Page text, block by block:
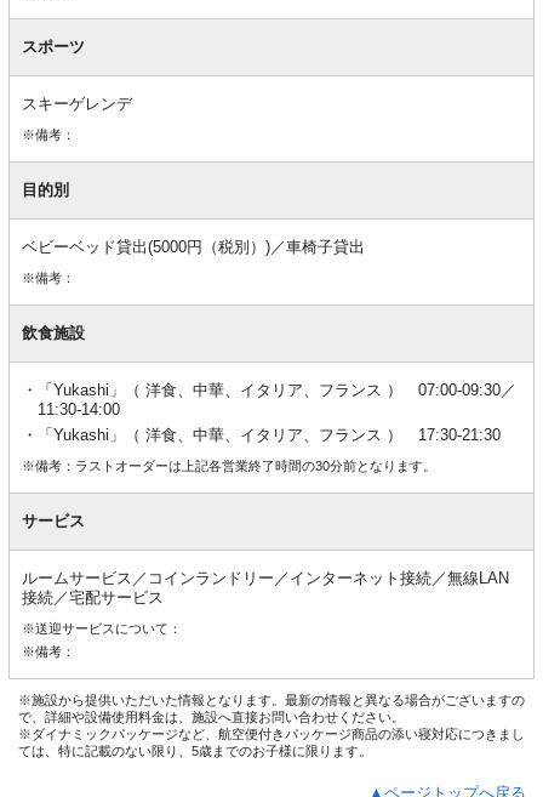
スポーツ
スキーゲレンデ
※備考：
目的別
ベビーベッド貸出(5000円（税別）)／車椅子貸出
※備考：
飲食施設
「Yukashi」（ 洋食、中華、イタリア、フランス ） 07:00-09:30／
11:30-14:00
「Yukashi」（ 洋食、中華、イタリア、フランス ） 17:30-21:30
※備考：ラストオーダーは上記各営業終了時間の30分前となります。
サービス
ルームサービス／コインランドリー／インターネット接続／無線LAN
接続／宅配サービス
※送迎サービスについて：
※備考：
※施設から提供いただいた情報となります。最新の情報と異なる場合がございますの
で、詳細や設備使用料金は、施設へ直接お問い合わせください。
※ダイナミックパッケージなど、航空便付きパッケージ商品の添い寝対応につきまし
ては、特に記載のない限り、5歳までのお子様に限ります。
▲ページトップへ戻る